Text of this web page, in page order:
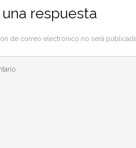
una respuesta
de correo electrónico no será